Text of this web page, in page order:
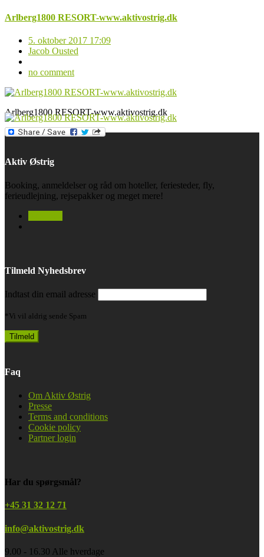
Arlberg1800 RESORT-www.aktivostrig.dk
5. oktober 2017 17:09
Jacob Ousted
no comment
Arlberg1800 RESORT-www.aktivostrig.dk
Aktiv Østrig
Booking, anmeldelser og råd om hoteller, feriesteder, fly,
ferieudlejning, rejsepakker og meget mere!
Tilmeld Nyhedsbrev
Indtast din email adresse
*Vi vil aldrig sende Spam
Faq
Om Aktiv Østrig
Presse
Terms and conditions
Cookie policy
Partner login
Har du spørgsmål?
+45 31 32 12 71
info@aktivostrig.dk
9.00 - 16.30 Alle hverdage